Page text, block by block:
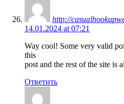
http://
14.01.2024 at 07:21
Way cool! Some very valid
this
post and the rest of the site is
Ответить